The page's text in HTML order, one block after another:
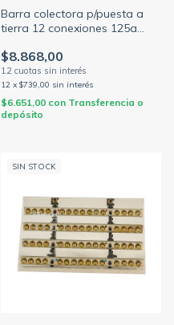
Barra colectora p/puesta a
tierra 12 conexiones 125a
$8.868,00
12 x $739,00 sin interés
$6.651,00 con Transferencia o
depósito
SIN STOCK